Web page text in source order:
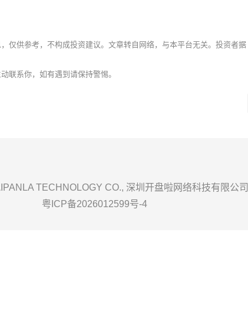
仅供参考，不构成投资建议。文章转自网络，与本平台无关。投资者据
联系你，如有遇到请保持警惕。
TECHNOLOGY CO., 深圳开盘啦网络科技有限公司
粤ICP备2026012599号-4